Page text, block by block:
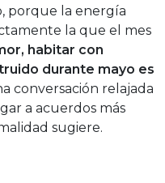
porque la energía
la que el mes
habitar con
durante mayo es
conversación relajada
a acuerdos más
sugiere.